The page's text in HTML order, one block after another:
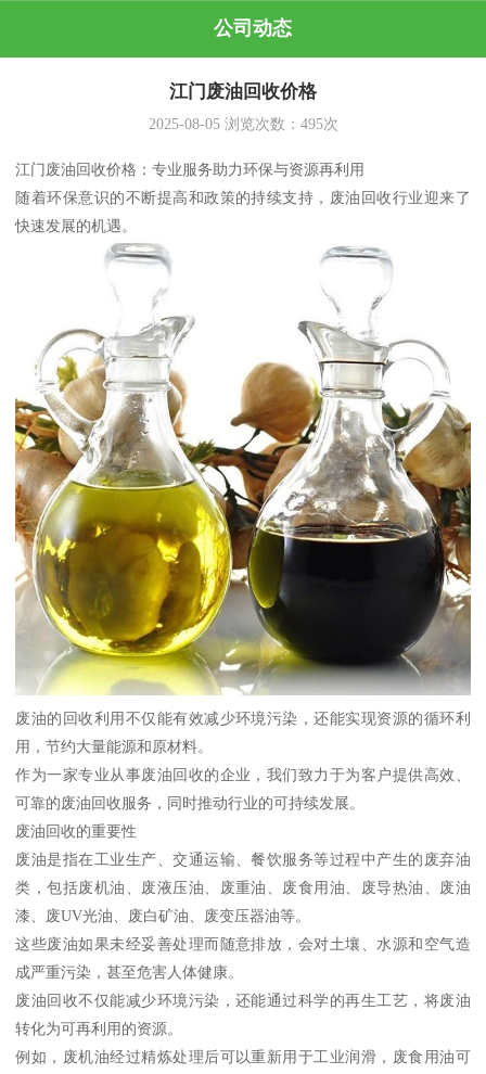
公司动态
江门废油回收价格
2025-08-05浏览次数： 495次
江门废油回收价格：专业服务助力环保与资源再利用
随着环保意识的不断提高和政策的持续支持，废油回收行业迎来了
快速发展的机遇。
废油的回收利用不仅能有效减少环境污染，还能实现资源的循环利
用，节约大量能源和原材料。
作为一家专业从事废油回收的企业，我们致力于为客户提供高效、
可靠的废油回收服务，同时推动行业的可持续发展。
废油回收的重要性
废油是指在工业生产、交通运输、餐饮服务等过程中产生的废弃油
类，包括废机油、废液压油、废重油、废食用油、废导热油、废油
漆、废UV光油、废白矿油、废变压器油等。
这些废油如果未经妥善处理而随意排放，会对土壤、水源和空气造
成严重污染，甚至危害人体健康。
废油回收不仅能减少环境污染，还能通过科学的再生工艺，将废油
转化为可再利用的资源。
例如，废机油经过精炼处理后可以重新用于工业润滑，废食用油可